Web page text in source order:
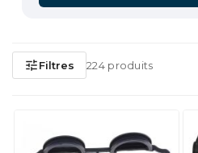
tuneFiltres 224 produits